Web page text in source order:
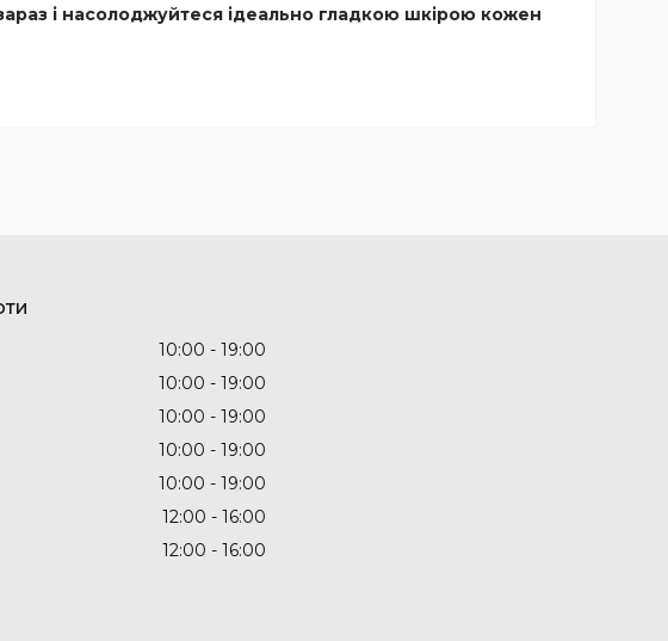
і насолоджуйтеся ідеально гладкою шкірою кожен
10:00
19:00
10:00
19:00
10:00
19:00
10:00
19:00
10:00
19:00
12:00
16:00
12:00 16:00